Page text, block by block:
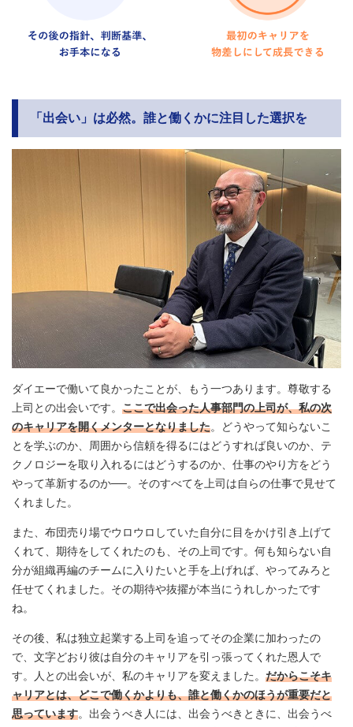
「出会い」は必然。誰と働くかに注目した選択を
ダイエーで働いて良かったことが、もう一つあります。尊敬する
上司との出会いです。 ここで出会った人事部門の上司が、私の次
のキャリアを開くメンターとなりました。どうやって知らないこ
とを学ぶのか、周囲から信頼を得るにはどうすれば良いのか、テ
クノロジーを取り入れるにはどうするのか、仕事のやり方をどう
やって革新するのか──。そのすべてを上司は自らの仕事で見せて
くれました。
また、布団売り場でウロウロしていた自分に目をかけ引き上げて
くれて、期待をしてくれたのも、その上司です。何も知らない自
分が組織再編のチームに入りたいと手を上げれば、やってみろと
任せてくれました。その期待や抜擢が本当にうれしかったです
ね。
その後、私は独立起業する上司を追ってその企業に加わったの
で、文字どおり彼は自分のキャリアを引っ張ってくれた恩人で
す。人との出会いが、私のキャリアを変えました。 だからこそキ
ャリアとは、どこで働くかよりも、誰と働くかのほうが重要だと
思っています。出会うべき人には、出会うべきときに、出会うべ